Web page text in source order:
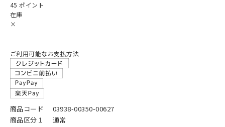
45 ポイント
在庫
×
ご利用可能なお支払方法
商品コード
03938-00350-00627
商品区分１
通常